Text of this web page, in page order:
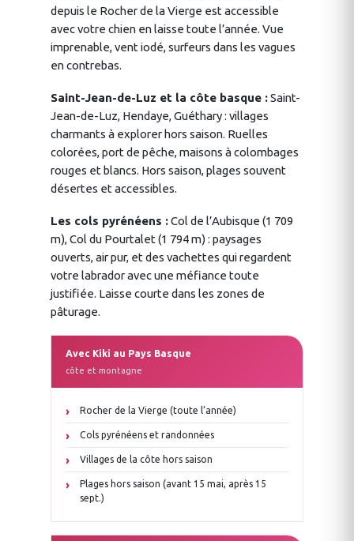
depuis le Rocher de la Vierge est accessible
avec votre chien en laisse toute l’année. Vue
imprenable, vent iodé, surfeurs dans les vagues
en contrebas.
Saint-Jean-de-Luz et la côte basque :Saint-
Jean-de-Luz, Hendaye, Guéthary : villages
charmants à explorer hors saison. Ruelles
colorées, port de pêche, maisons à colombages
rouges et blancs. Hors saison, plages souvent
désertes et accessibles.
Les cols pyrénéens :Col de l’Aubisque (1 709
m), Col du Pourtalet (1 794 m) : paysages
ouverts, air pur, et des vachettes qui regardent
votre labrador avec une méfiance toute
justifiée. Laisse courte dans les zones de
pâturage.
Avec Kiki au Pays Basque
côte et montagne
Rocher de la Vierge (toute l’année)
Cols pyrénéens et randonnées
Villages de la côte hors saison
Plages hors saison (avant 15 mai, après 15
sept.)